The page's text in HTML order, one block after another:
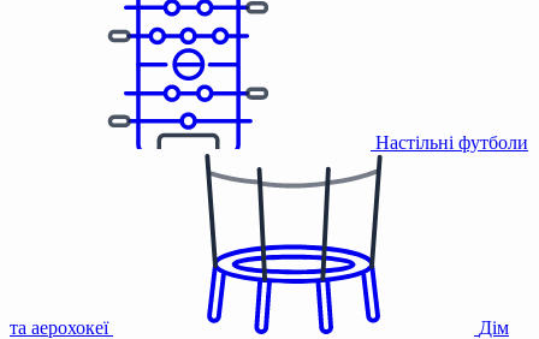
Настільні футболи
та аерохокеї Дім